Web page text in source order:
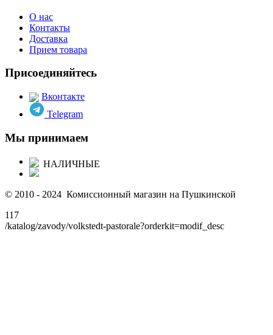
О нас
Контакты
Доставка
Прием товара
Присоединяйтесь
Вконтакте
Telegram
Мы принимаем
НАЛИЧНЫЕ
© 2010 - 2024 Комиссионный магазин на Пушкинской
117
/katalog/zavody/volkstedt-pastorale?orderkit=modif_desc